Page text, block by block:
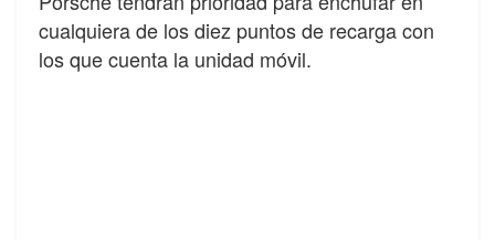
cualquiera de los diez puntos de recarga con
los que cuenta la unidad móvil.